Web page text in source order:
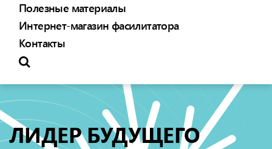
Полезные материалы
Интернет-магазин фасилитатора
Контакты
ЛИДЕР БУДУЩЕГО